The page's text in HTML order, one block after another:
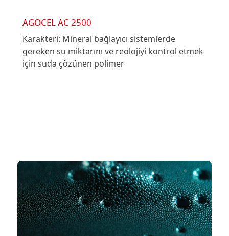
AGOCEL AC 2500
Karakteri: Mineral bağlayıcı sistemlerde
gereken su miktarını ve reolojiyi kontrol etmek
için suda çözünen polimer